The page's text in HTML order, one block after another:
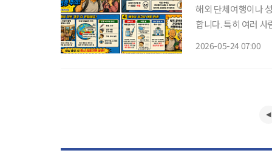
해외 단체여행이나
합니다. 특히 여러
2026-05-24 07:00